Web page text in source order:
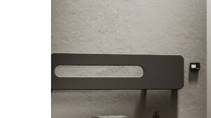
Badge – Cordivari